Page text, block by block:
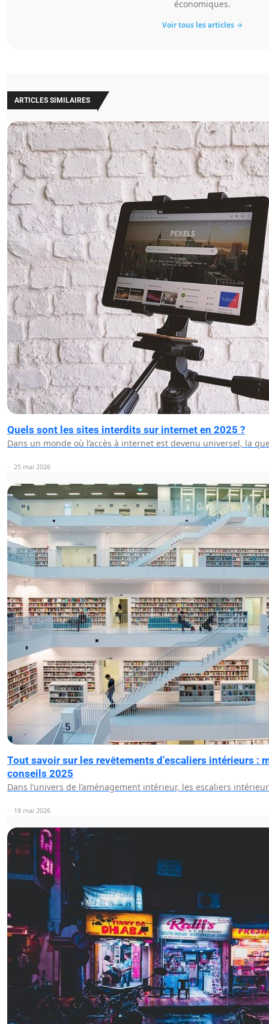
économiques.
Voir tous les articles →
ARTICLES SIMILAIRES
Quels sont les sites interdits sur internet en 2025 ?
Dans un monde où l’accès à internet est devenu universel, la
25 mai 2026
Tout savoir sur les revêtements d’escaliers intérieurs :
conseils 2025
Dans l’univers de l’aménagement intérieur, les escaliers
18 mai 2026